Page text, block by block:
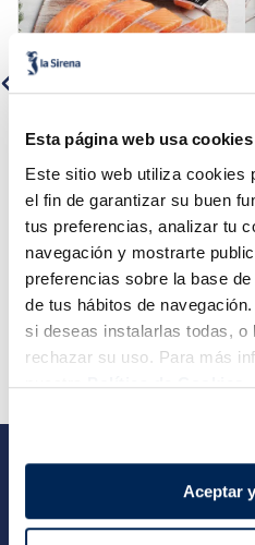
Esta página web usa cookies
Este sitio web utiliza cookies
el fin de garantizar su buen
tus preferencias, analizar tu
navegación y mostrarte
preferencias sobre la base
de tus hábitos de
si deseas instalarlas todas, o
rechazar su uso. Para más
nuestraPolítica de Cookies.
Aceptar
Lomos de salmón noruego
Premium
Sin espinas Sin piel
16,99 € Pack 4 x 125 g
Añadir
Apúntate y recibirás ofertas